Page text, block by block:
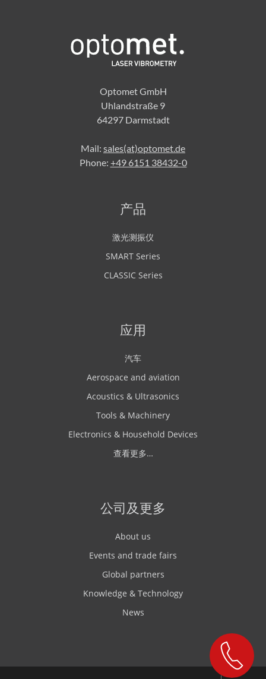
Optomet GmbH
Uhlandstraße 9
64297 Darmstadt
Mail: sales(at)optomet.de
Phone: +49 6151 38432-0
产品
激光测振仪
SMART Series
CLASSIC Series
应用
汽车
Aerospace and aviation
Acoustics & Ultrasonics
Tools & Machinery
Electronics & Household Devices
查看更多…
公司及更多
About us
Events and trade fairs
Global partners
Knowledge & Technology
News